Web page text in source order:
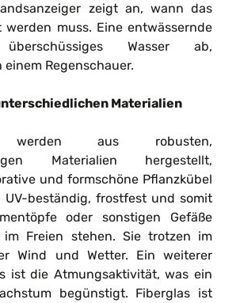
zeigt an, wann das
werden muss. Eine entwässernde
Wasser ab,
Regenschauer.
Materialien
aus robusten,
Materialien hergestellt,
und formschöne Pflanzkübel
UV-beständig, frostfest und somit
oder sonstigen Gefäße
im Freien stehen. Sie trotzen im
Wind und Wetter. Ein weiterer
ist die Atmungsaktivität, was ein
begünstigt. Fiberglas ist